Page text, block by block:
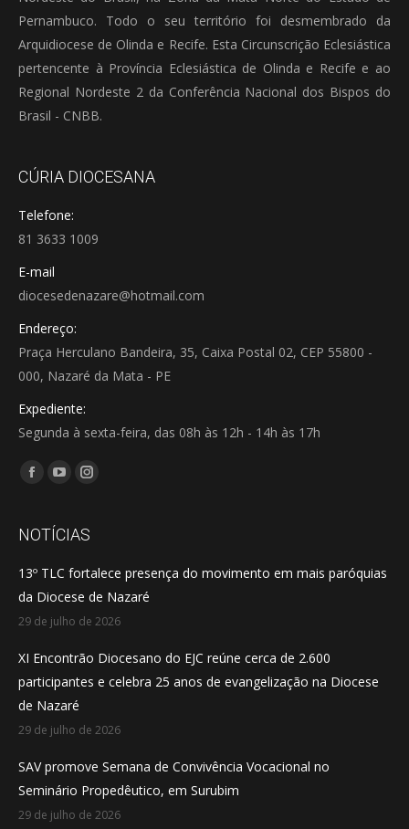
Pernambuco. Todo o seu território foi desmembrado da
Arquidiocese de Olinda e Recife. Esta Circunscrição Eclesiástica
pertencente à Província Eclesiástica de Olinda e Recife e ao
Regional Nordeste 2 da Conferência Nacional dos Bispos do
Brasil - CNBB.
CÚRIA DIOCESANA
Telefone:
81 3633 1009
E-mail
diocesedenazare@hotmail.com
Endereço:
Praça Herculano Bandeira, 35, Caixa Postal 02, CEP 55800 -
000, Nazaré da Mata - PE
Expediente:
Segunda à sexta-feira, das 08h às 12h - 14h às 17h
Encontre-nos em:
Facebook
opens
new
window
YouTube
opens
new
window
Instagram
opens
new
window
NOTÍCIAS
13º TLC fortalece presença do movimento em mais paróquias
da Diocese de Nazaré
29 de julho de 2026
XI Encontrão Diocesano do EJC reúne cerca de 2.600
participantes e celebra 25 anos de evangelização na Diocese
de Nazaré
29 de julho de 2026
SAV promove Semana de Convivência Vocacional no
Seminário Propedêutico, em Surubim
29 de julho de 2026